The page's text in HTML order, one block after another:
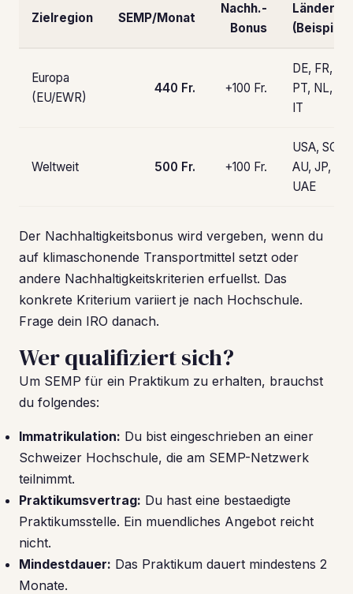
Zielregion SEMP/Monat
Nachh.-
Bonus
Länder
Europa
(EU/EWR)
440 Fr. +100 Fr.
DE, FR, ES,
PT, NL, AT,
IT
Weltweit 500 Fr. +100 Fr.
USA, SG,
AU, JP, CA,
UAE
Der Nachhaltigkeitsbonus wird vergeben, wenn du
auf klimaschonende Transportmittel setzt oder
andere Nachhaltigkeitskriterien erfuellst. Das
konkrete Kriterium variiert je nach Hochschule.
Frage dein IRO danach.
Wer qualifiziert sich?
Um SEMP für ein Praktikum zu erhalten, brauchst
du folgendes:
Immatrikulation: Du bist eingeschrieben an einer
Schweizer Hochschule, die am SEMP-Netzwerk
teilnimmt.
Praktikumsvertrag: Du hast eine bestaedigte
Praktikumsstelle. Ein muendliches Angebot reicht
nicht.
Mindestdauer: Das Praktikum dauert mindestens 2
Monate.